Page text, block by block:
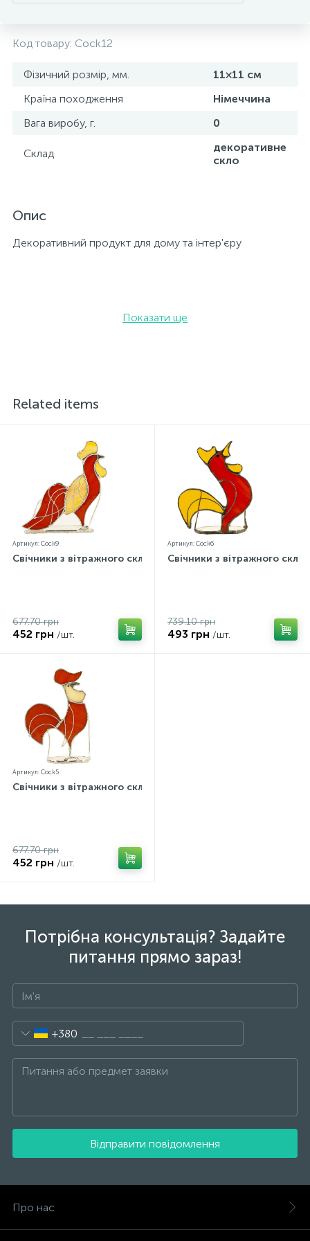
Код товару: Cock12
Фізичний розмір, мм.
11×11 см
Країна походження
Німеччина
Вага виробу, г.
0
Склад
декоративне
скло
Опис
Декоративний продукт для дому та інтер'єру
Показати ще
Related items
Артикул: Cock9
Свічники з вітражного скла
677.70 грн
452 грн /шт.
Артикул: Cock6
Свічники з вітражного скла
739.10 грн
493 грн /шт.
Артикул: Cock5
Свічники з вітражного скла
677.70 грн
452 грн /шт.
Потрібна консультація? Задайте
питання прямо зараз!
+380
Відправити повідомлення
Про нас